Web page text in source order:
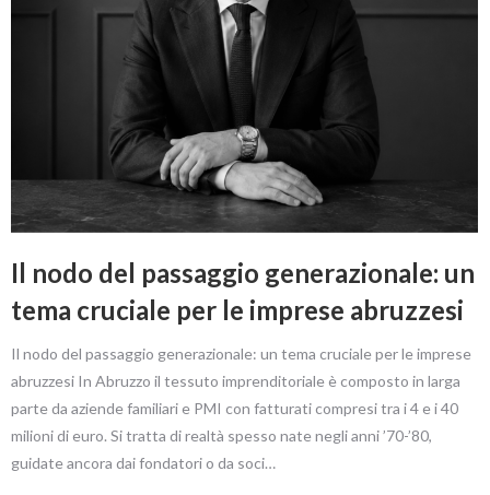
Il nodo del passaggio generazionale: un
tema cruciale per le imprese abruzzesi
Il nodo del passaggio generazionale: un tema cruciale per le imprese
abruzzesi In Abruzzo il tessuto imprenditoriale è composto in larga
parte da aziende familiari e PMI con fatturati compresi tra i 4 e i 40
milioni di euro. Si tratta di realtà spesso nate negli anni ’70-’80,
guidate ancora dai fondatori o da soci…